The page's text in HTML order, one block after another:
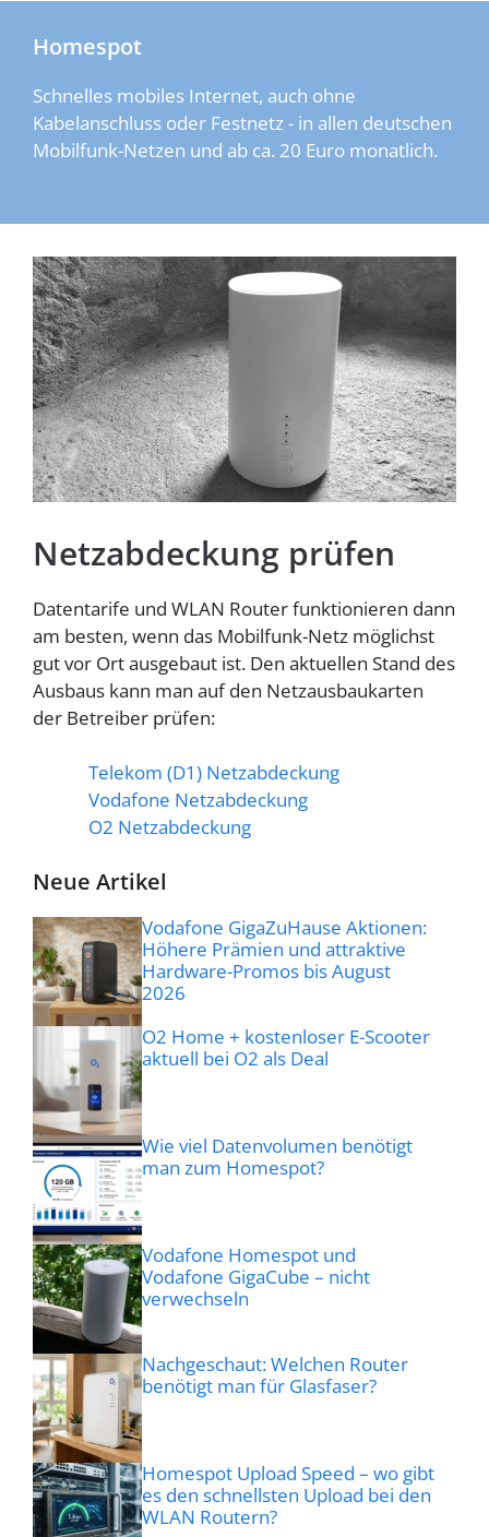
Homespot
Schnelles mobiles Internet, auch ohne
Kabelanschluss oder Festnetz - in allen deutschen
Mobilfunk-Netzen und ab ca. 20 Euro monatlich.
Netzabdeckung prüfen
Datentarife und WLAN Router funktionieren dann
am besten, wenn das Mobilfunk-Netz möglichst
gut vor Ort ausgebaut ist. Den aktuellen Stand des
Ausbaus kann man auf den Netzausbaukarten
der Betreiber prüfen:
Telekom (D1) Netzabdeckung
Vodafone Netzabdeckung
O2 Netzabdeckung
Neue Artikel
Vodafone GigaZuHause Aktionen:
Höhere Prämien und attraktive
Hardware-Promos bis August
2026
O2 Home + kostenloser E-Scooter
aktuell bei O2 als Deal
Wie viel Datenvolumen benötigt
man zum Homespot?
Vodafone Homespot und
Vodafone GigaCube – nicht
verwechseln
Nachgeschaut: Welchen Router
benötigt man für Glasfaser?
Homespot Upload Speed – wo gibt
es den schnellsten Upload bei den
WLAN Routern?